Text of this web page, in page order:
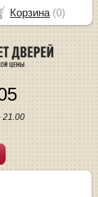
21.00
Корзина(0)